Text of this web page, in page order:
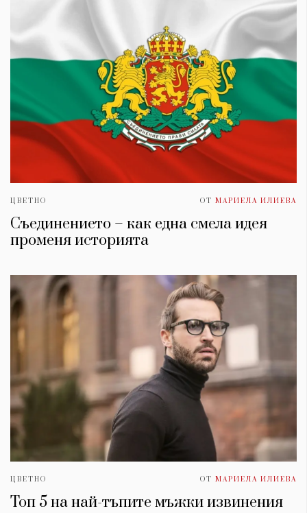
ЦВЕТНО ОТ МАРИЕЛА ИЛИЕВА
Съединението – как една смела идея
променя историята
ЦВЕТНО ОТ МАРИЕЛА ИЛИЕВА
Топ 5 на най-тъпите мъжки извинения